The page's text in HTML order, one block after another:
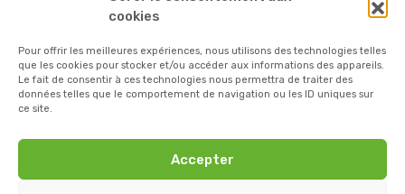
cookies
Pour offrir les meilleures expériences, nous utilisons des technologies telles
que les cookies pour stocker et/ou accéder aux informations des appareils.
Le fait de consentir à ces technologies nous permettra de traiter des
données telles que le comportement de navigation ou les ID uniques sur
ce site.
Accepter
Le groupe ENOSIS organisent
l’ouverture de 3
juillet 23, 2026